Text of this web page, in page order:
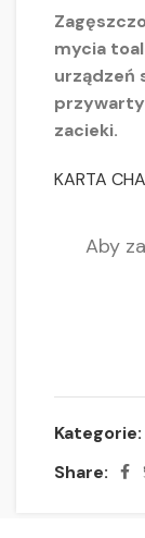
mycia
urządzeń
zacieki.
KARTA
Aby
Kategorie:
Share: